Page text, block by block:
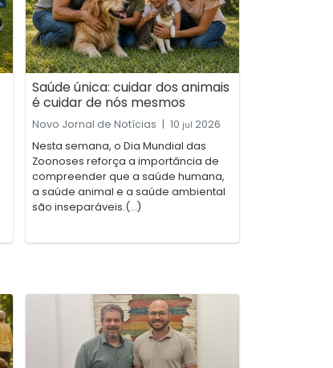
Saúde única: cuidar dos animais
é cuidar de nós mesmos
Novo Jornal de Notícias | 10 jul 2026
Nesta semana, o Dia Mundial das
Zoonoses reforça a importância de
compreender que a saúde humana,
a saúde animal e a saúde ambiental
são inseparáveis.(...)